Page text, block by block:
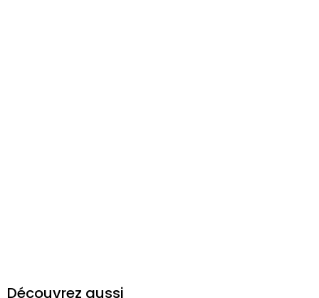
Découvrez aussi